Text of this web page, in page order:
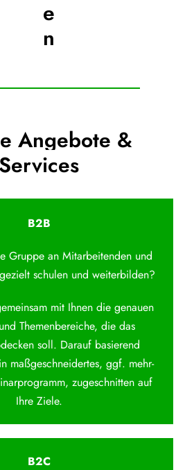
e
n
Angebote &
Services
B2B
Gruppe an Mitarbeitenden und
schulen und weiterbilden?
mit Ihnen die genauen
Themenbereiche, die das
soll. Darauf basierend
maßgeschneidertes, ggf. mehr-
zugeschnitten auf
Ihre Ziele.
B2C